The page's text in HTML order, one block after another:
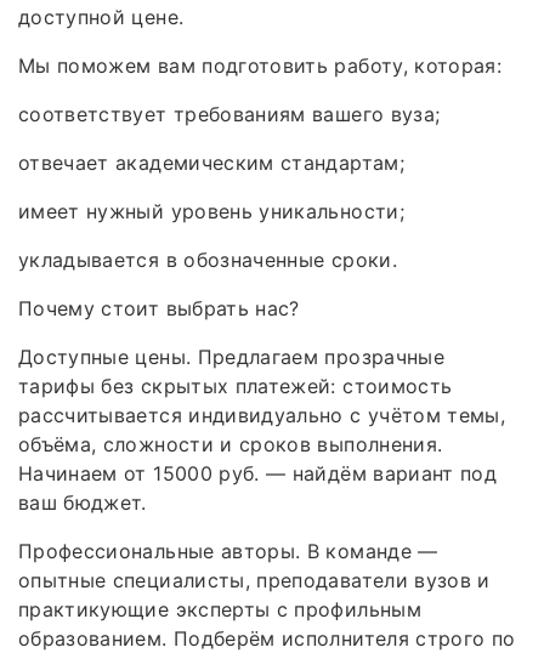
доступной цене.
Мы поможем вам подготовить работу, которая:
соответствует требованиям вашего вуза;
отвечает академическим стандартам;
имеет нужный уровень уникальности;
укладывается в обозначенные сроки.
Почему стоит выбрать нас?
Доступные цены. Предлагаем прозрачные
тарифы без скрытых платежей: стоимость
рассчитывается индивидуально с учётом темы,
объёма, сложности и сроков выполнения.
Начинаем от 15000 руб. — найдём вариант под
ваш бюджет.
Профессиональные авторы. В команде —
опытные специалисты, преподаватели вузов и
практикующие эксперты с профильным
образованием. Подберём исполнителя строго по